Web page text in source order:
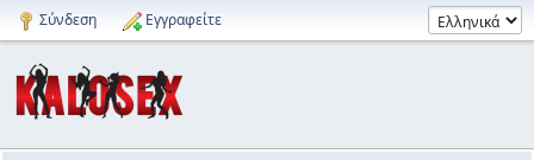
Σύνδεση Εγγραφείτε